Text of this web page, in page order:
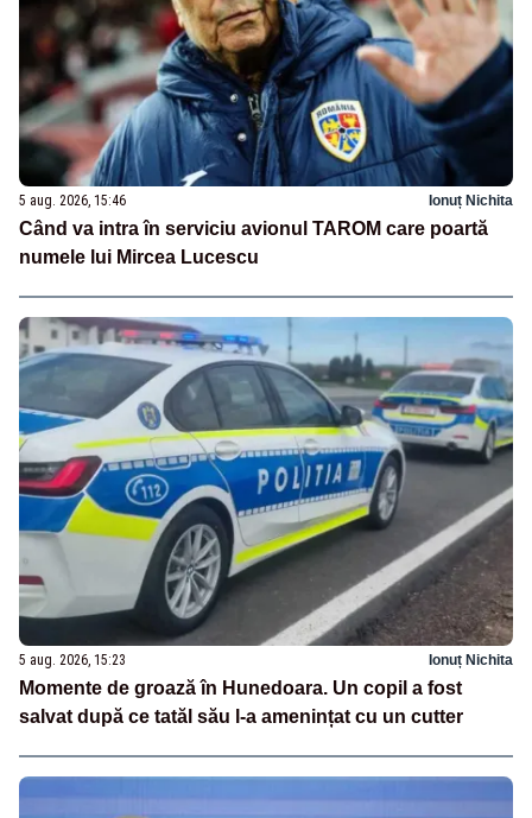
5 aug. 2026, 15:46 Ionuț Nichita
Când va intra în serviciu avionul TAROM care poartă
numele lui Mircea Lucescu
5 aug. 2026, 15:23 Ionuț Nichita
Momente de groază în Hunedoara. Un copil a fost
salvat după ce tatăl său l-a amenințat cu un cutter